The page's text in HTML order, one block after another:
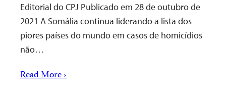
Editorial do CPJ Publicado em 28 de outubro de
2021 A Somália continua liderando a lista dos
piores países do mundo em casos de homicídios
não…
Read More ›